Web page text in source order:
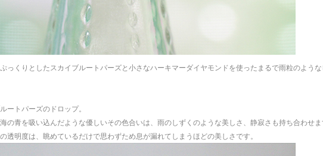
っくりとしたスカイブルートパーズと小さなハーキマーダイヤモンドを使ったまるで雨粒のよう
ートパーズのドロップ。
の青を吸い込んだような優しいその色合いは、雨のしずくのような美しさ、静寂さも持ち合わせま
透明度は、眺めているだけで思わずため息が漏れてしまうほどの美しさです。